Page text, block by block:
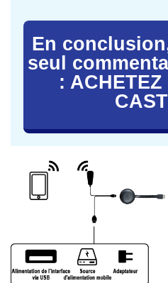
En
seul
: